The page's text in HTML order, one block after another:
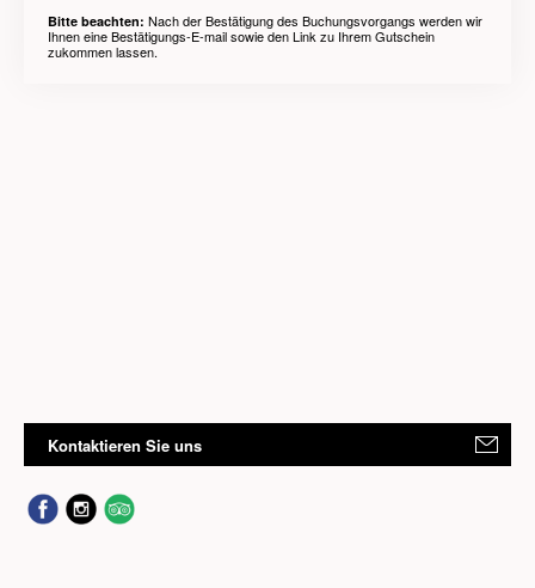
Bitte beachten: Nach der Bestätigung des Buchungsvorgangs werden wir
Ihnen eine Bestätigungs-E-mail sowie den Link zu Ihrem Gutschein
zukommen lassen.
Kontaktieren Sie uns